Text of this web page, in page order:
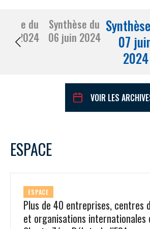
SYNTHÈSE DE PRESSE
COMMUNIQUÉS DE PRESSE
PRÉSENTATION
NOTRE VISION
ORGANISATION
du
05 juin 2024
Synthèse du
06 juin 2024
07
2024
VOIR LES
18 19 20
26
ESPACE
ESPACE
Plus de 40 entreprises, centres
et organisations internationales
PAS ENCORE
Rejoignez une filière d’excellence
DEMANDE
Avez-vous un statut de droit